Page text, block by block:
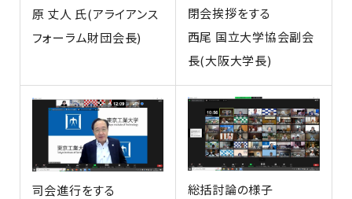
原 丈人 氏(アライアンス
フォーラム財団会長)
閉会挨拶をする
西尾 国立大学協会副会
長(大阪大学長)
司会進行をする
総括討論の様子